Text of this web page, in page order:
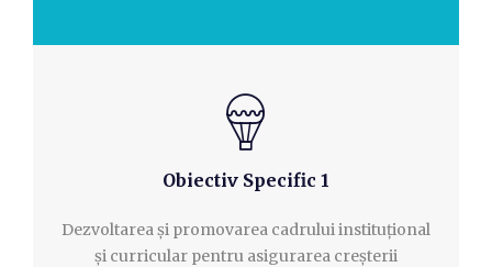
Obiectiv Specific 1
Dezvoltarea și promovarea cadrului instituțional
și curricular pentru asigurarea creșterii